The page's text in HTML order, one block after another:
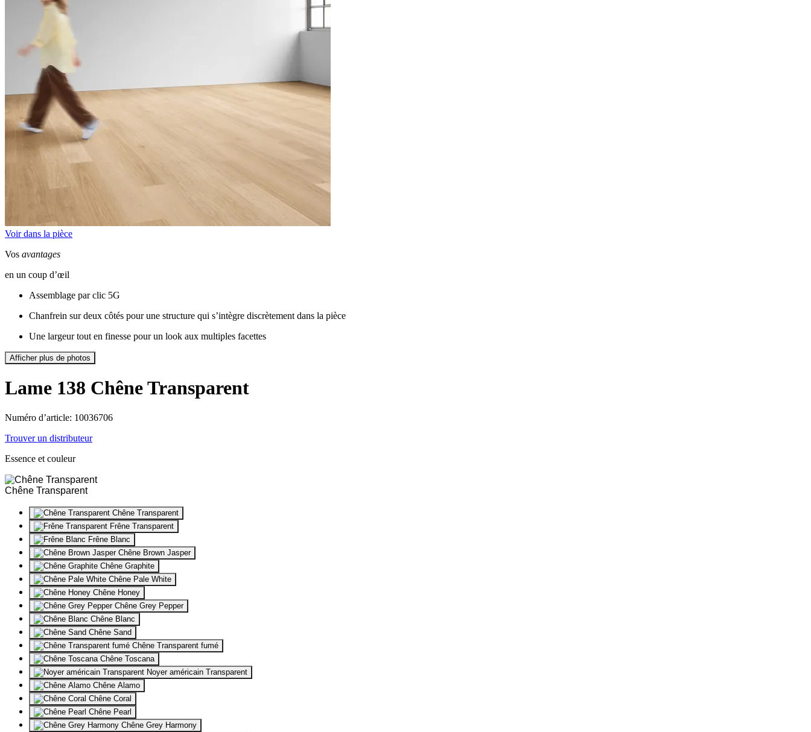
Voir dans la pièce
Vos avantages
en un coup d’œil
Assemblage par clic 5G
Chanfrein sur deux côtés pour une structure qui s’intègre discrètement dans la pièce
Une largeur tout en finesse pour un look aux multiples facettes
Afficher plus de photos
Lame 138 Chêne Transparent
Numéro d’article: 10036706
Trouver un distributeur
Essence et couleur
Chêne Transparent
Chêne Transparent
Frêne Transparent
Frêne Blanc
Chêne Brown Jasper
Chêne Graphite
Chêne Pale White
Chêne Honey
Chêne Grey Pepper
Chêne Blanc
Chêne Sand
Chêne Transparent fumé
Chêne Toscana
Noyer américain Transparent
Chêne Alamo
Chêne Coral
Chêne Pearl
Chêne Grey Harmony